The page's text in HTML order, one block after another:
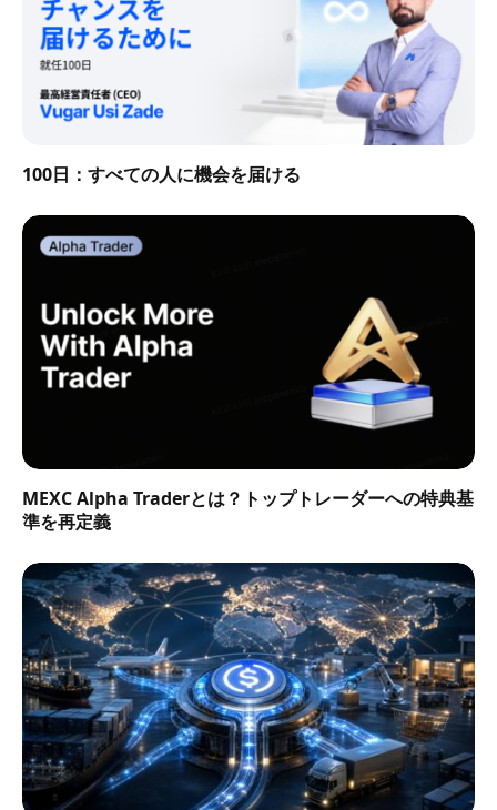
100日：すべての人に機会を届ける
MEXC Alpha Traderとは？トップトレーダーへの特典基
準を再定義